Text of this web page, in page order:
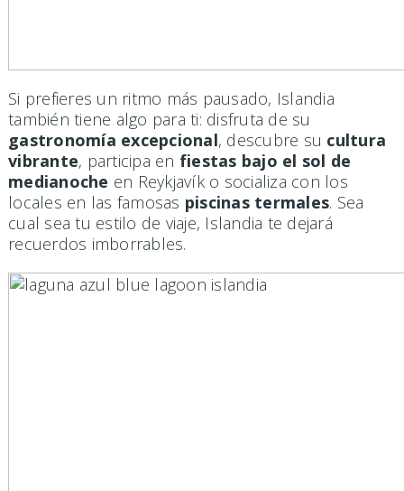
Si prefieres un ritmo más pausado, Islandia
también tiene algo para ti: disfruta de su
gastronomía excepcional, descubre su cultura
vibrante, participa en fiestas bajo el sol de
medianoche en Reykjavík o socializa con los
locales en las famosas piscinas termales. Sea
cual sea tu estilo de viaje, Islandia te dejará
recuerdos imborrables.